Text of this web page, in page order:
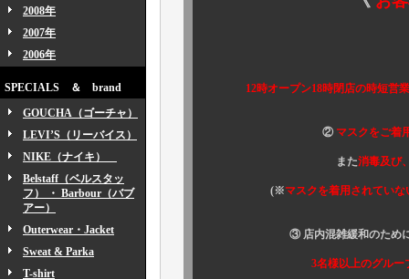
2008年
2007年
2006年
SPECIALS ＆ brand
GOUCHA（ゴーチャ）
LEVI’S（リーバイス）
NIKE（ナイキ）
Belstaff（ベルスタッ
フ） ・ Barbour（バブ
アー）
Outerwear・Jacket
Sweat & Parka
T-shirt
12時オープン18時閉店の時短営業
② マスクをご着
また消毒及び
(※マスクを着用されてい
③ 店内混雑緩和のために
3名様以上のグルー